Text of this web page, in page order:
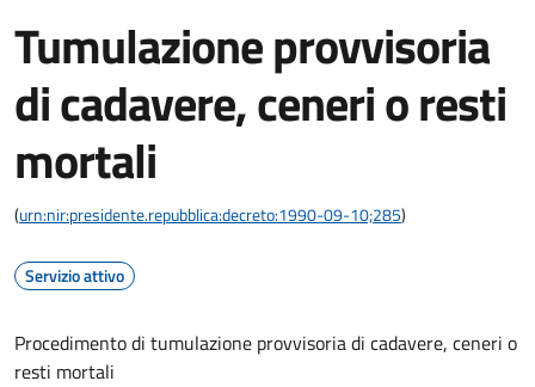
Tumulazione provvisoria
di cadavere, ceneri o resti
mortali
(urn:nir:presidente.repubblica:decreto:1990-09-10;285)
Servizio attivo
Procedimento di tumulazione provvisoria di cadavere, ceneri o
resti mortali